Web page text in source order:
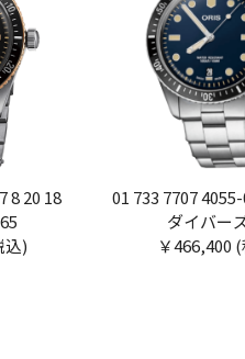
8 20 18
込)
01 733 7707
ダイバー
￥466,400